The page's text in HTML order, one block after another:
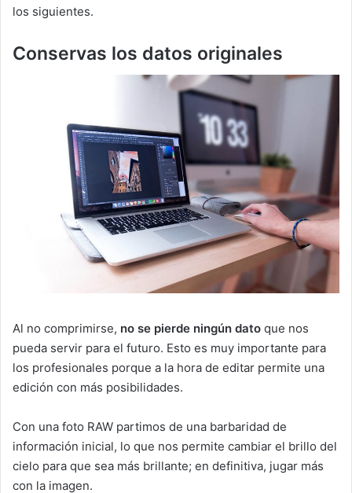
los siguientes.
Conservas los datos originales
Al no comprimirse, no se pierde ningún dato que nos
pueda servir para el futuro. Esto es muy importante para
los profesionales porque a la hora de editar permite una
edición con más posibilidades.
Con una foto RAW partimos de una barbaridad de
información inicial, lo que nos permite cambiar el brillo del
cielo para que sea más brillante; en definitiva, jugar más
con la imagen.